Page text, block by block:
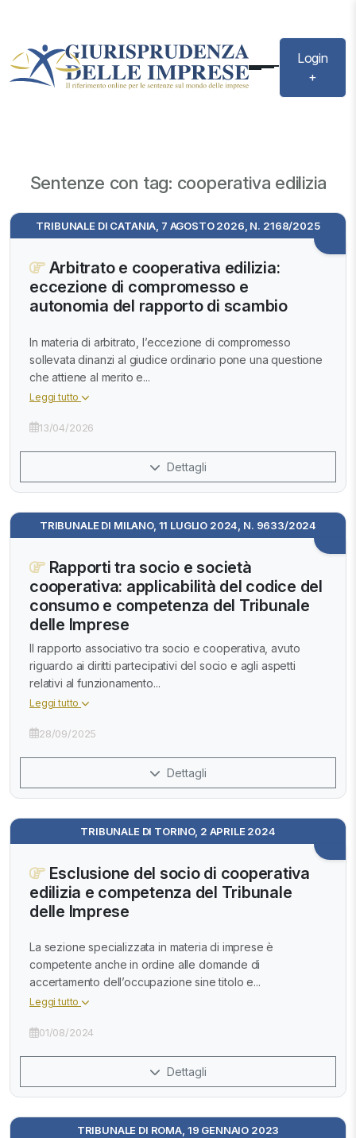
Login
+
Sentenze con tag: cooperativa edilizia
TRIBUNALE DI CATANIA, 7 AGOSTO 2026, N. 2168/2025
Arbitrato e cooperativa edilizia:
eccezione di compromesso e
autonomia del rapporto di scambio
In materia di arbitrato, l’eccezione di compromesso
sollevata dinanzi al giudice ordinario pone una questione
che attiene al merito e...
Leggi tutto
13/04/2026
Dettagli
TRIBUNALE DI MILANO, 11 LUGLIO 2024, N. 9633/2024
Rapporti tra socio e società
cooperativa: applicabilità del codice del
consumo e competenza del Tribunale
delle Imprese
Il rapporto associativo tra socio e cooperativa, avuto
riguardo ai diritti partecipativi del socio e agli aspetti
relativi al funzionamento...
Leggi tutto
28/09/2025
Dettagli
TRIBUNALE DI TORINO, 2 APRILE 2024
Esclusione del socio di cooperativa
edilizia e competenza del Tribunale
delle Imprese
La sezione specializzata in materia di imprese è
competente anche in ordine alle domande di
accertamento dell’occupazione sine titolo e...
Leggi tutto
01/08/2024
Dettagli
TRIBUNALE DI ROMA, 19 GENNAIO 2023